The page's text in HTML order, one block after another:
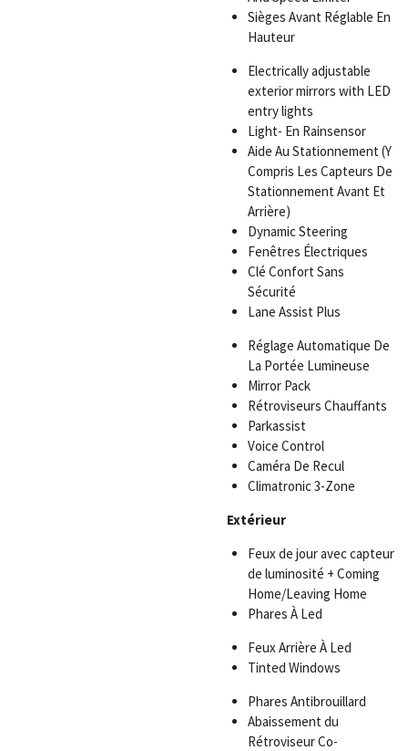
Sièges Avant Réglable En
Hauteur
Electrically adjustable
exterior mirrors with LED
entry lights
Light- En Rainsensor
Aide Au Stationnement (Y
Compris Les Capteurs De
Stationnement Avant Et
Arrière)
Dynamic Steering
Fenêtres Électriques
Clé Confort Sans
Sécurité
Lane Assist Plus
Réglage Automatique De
La Portée Lumineuse
Mirror Pack
Rétroviseurs Chauffants
Parkassist
Voice Control
Caméra De Recul
Climatronic 3-Zone
Extérieur
Feux de jour avec capteur
de luminosité + Coming
Home/Leaving Home
Phares À Led
Feux Arrière À Led
Tinted Windows
Phares Antibrouillard
Abaissement du
Rétroviseur Co-